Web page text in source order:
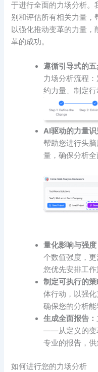
于进行全面的力场分析。
别和评估所有相关力量，
以强化推动变革的力量
革的成功。
遵循引导式的
力场分析流程
约力量、制定行
AI驱动的力量
帮助您进行头
量，确保分析全
量化影响与强
个数值强度，
您优先安排工作
制定可执行的
体行动，以强
确保您的分析能
生成全面报告：
——从定义的变
专业的报告，供
如何进行您的力场分析